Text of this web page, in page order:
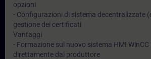
opzioni
- Configurazioni di sistema decentralizzate
gestione dei certificati
Vantaggi
- Formazione sul nuovo sistema HMI WinCC
direttamente dal produttore